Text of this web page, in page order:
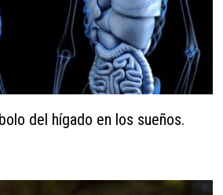
del hígado en los sueños.